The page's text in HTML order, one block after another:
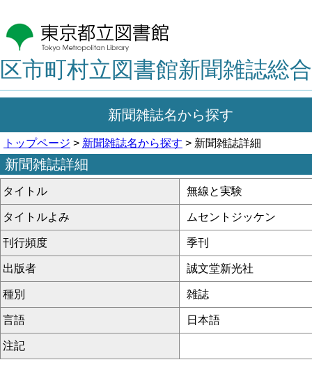
区市町村立図書館新聞雑誌総
新聞雑誌名から探す
トップページ > 新聞雑誌名から探す > 新聞雑誌詳細
新聞雑誌詳細
タイトル 無線と実験
タイトルよみ ムセントジッケン
刊行頻度 季刊
出版者 誠文堂新光社
種別 雑誌
言語 日本語
注記